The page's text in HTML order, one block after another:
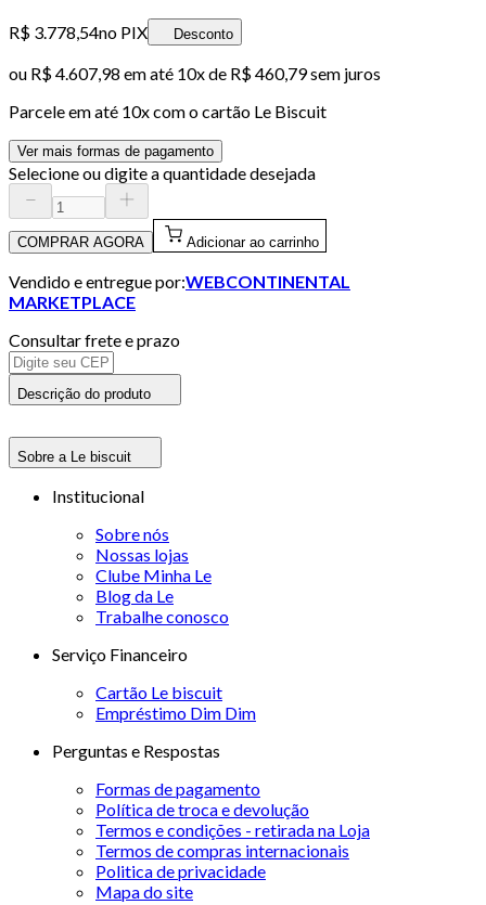
R$ 3.778,54no PIX Desconto
ou R$ 4.607,98 em até 10x de R$ 460,79 sem juros
Parcele em até 10x com o cartão Le Biscuit
Ver mais formas de pagamento
Selecione ou digite a quantidade desejada
COMPRAR AGORA Adicionar ao carrinho
Vendido e entregue por:WEBCONTINENTAL
MARKETPLACE
Consultar frete e prazo
Descrição do produto
Sobre a Le biscuit
Institucional
Sobre nós
Nossas lojas
Clube Minha Le
Blog da Le
Trabalhe conosco
Serviço Financeiro
Cartão Le biscuit
Empréstimo Dim Dim
Perguntas e Respostas
Formas de pagamento
Política de troca e devolução
Termos e condições - retirada na Loja
Termos de compras internacionais
Politica de privacidade
Mapa do site